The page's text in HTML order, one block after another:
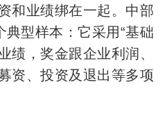
和业绩绑在一起。中部
型样本：它采用“基础
绩，奖金跟企业利润、
资、投资及退出等多项